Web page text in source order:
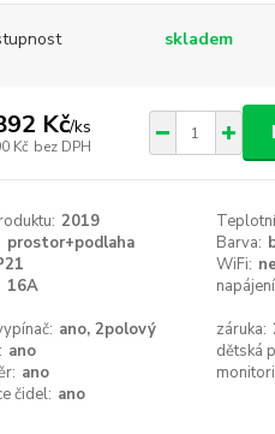
skladem
Kč/ks
Kč bez DPH
2019
prostor+podlaha Barva:
WiFi: ne
16A
ano, 2polový záruka:
ano dětská
ano
čidel: ano